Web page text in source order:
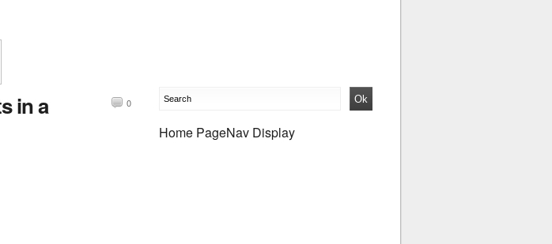
in a
0
Home PageNav Display